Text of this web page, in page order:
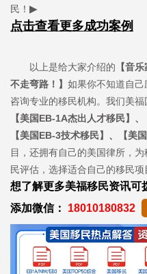
民！ ▶
点击查看更多成功案例
以上是给大家介绍的 【音
不走弯路！】 如果你不知道自
咨询专业的移民机构。我们美
【美国EB-1A杰出人才移民】
【美国EB-3技术移民】、【美
目，还拥有自己的美国律所，
民评估，选择适合自己的移民项
想了解更多美福移民资讯可
添加微信： 18010180832